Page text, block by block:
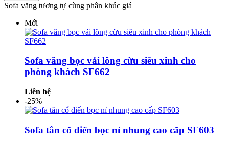
Sofa văng tương tự cùng phân khúc giá
Mới
Sofa văng bọc vải lông cừu siêu xinh cho
phòng khách SF662
Liên hệ
-25%
Sofa tân cổ điển bọc nỉ nhung cao cấp SF603